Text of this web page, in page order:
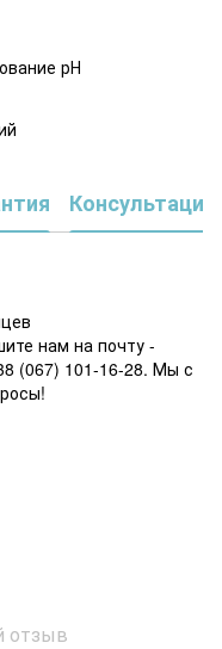
рН
Консультация
нам на почту -
(067) 101-16-28. Мы с
отзыв